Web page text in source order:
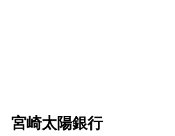
宮崎太陽銀行